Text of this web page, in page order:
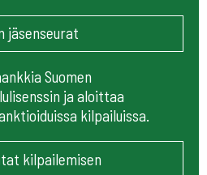
jäsenseurat
Suomen
ja aloittaa
kilpailuissa.
kilpailemisen